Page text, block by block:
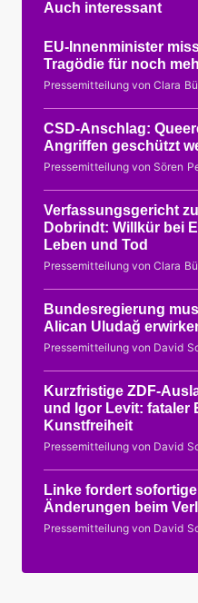
Auch interessant
EU-Innenminister
Tragödie für noch
Pressemitteilung von Clara
CSD-Anschlag:
Angriffen geschützt
Pressemitteilung von Sören
Verfassungsgericht
Dobrindt: Willkür bei
Leben und Tod
Pressemitteilung von Clara
Bundesregierung
Alican Uludağ
Pressemitteilung von David
Kurzfristige ZDF-
und Igor Levit: fataler
Kunstfreiheit
Pressemitteilung von David
Linke fordert
Änderungen beim
Pressemitteilung von David